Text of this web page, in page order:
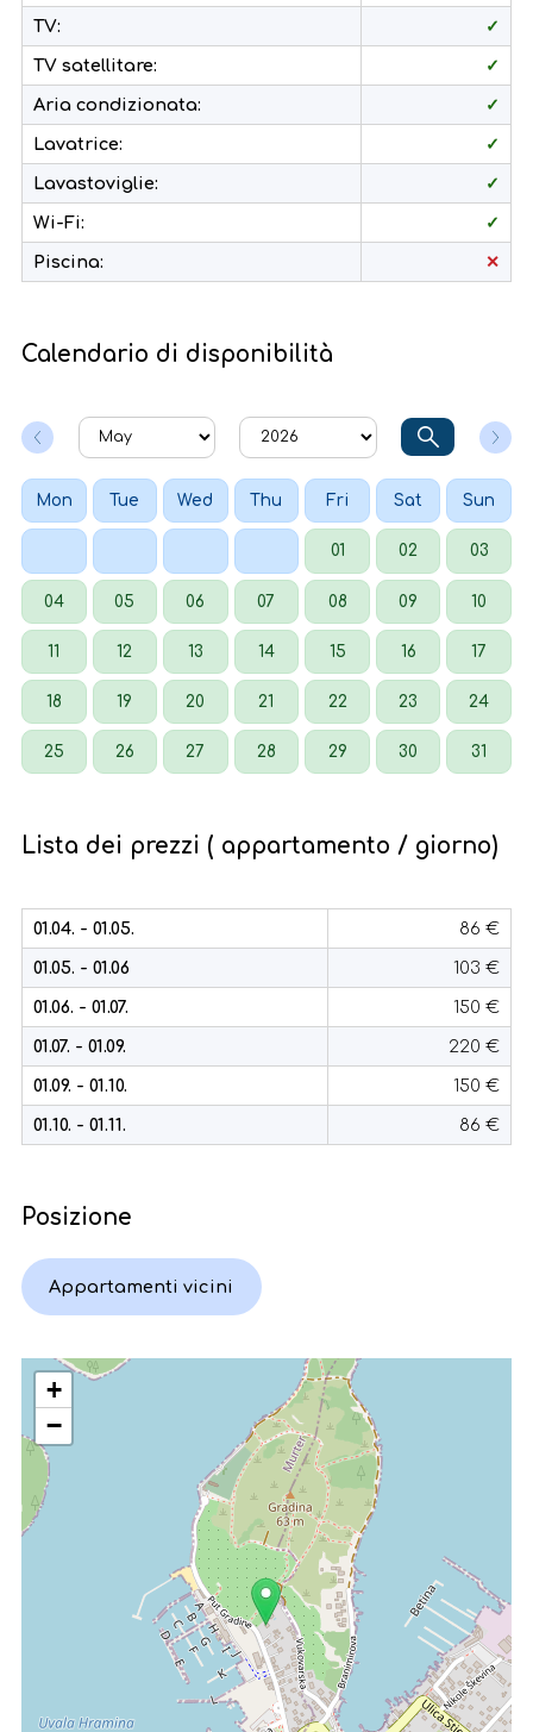
TV: ✓
TV satellitare: ✓
Aria condizionata: ✓
Lavatrice: ✓
Lavastoviglie: ✓
Wi-Fi: ✓
Piscina: ✕
Calendario di disponibilità
Mon Tue Wed Thu Fri Sat Sun
01 02 03
04 05 06 07 08 09 10
11 12 13 14 15 16 17
18 19 20 21 22 23 24
25 26 27 28 29 30 31
Lista dei prezzi ( appartamento / giorno)
01.04. - 01.05. 86 €
01.05. - 01.06 103 €
01.06. - 01.07. 150 €
01.07. - 01.09. 220 €
01.09. - 01.10. 150 €
01.10. - 01.11. 86 €
Posizione
Appartamenti vicini
+
−